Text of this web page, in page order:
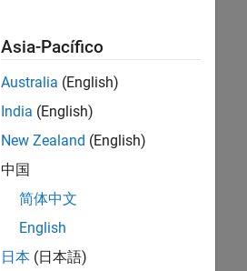
Asia-Pacífico
Australia (English)
India (English)
New Zealand (English)
中国
简体中文
English
日本 (日本語)